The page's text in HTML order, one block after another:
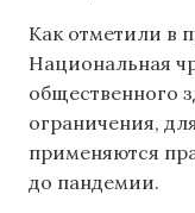
Как отметили в
Национальная
общественного
ограничения,
применяются
до пандемии.